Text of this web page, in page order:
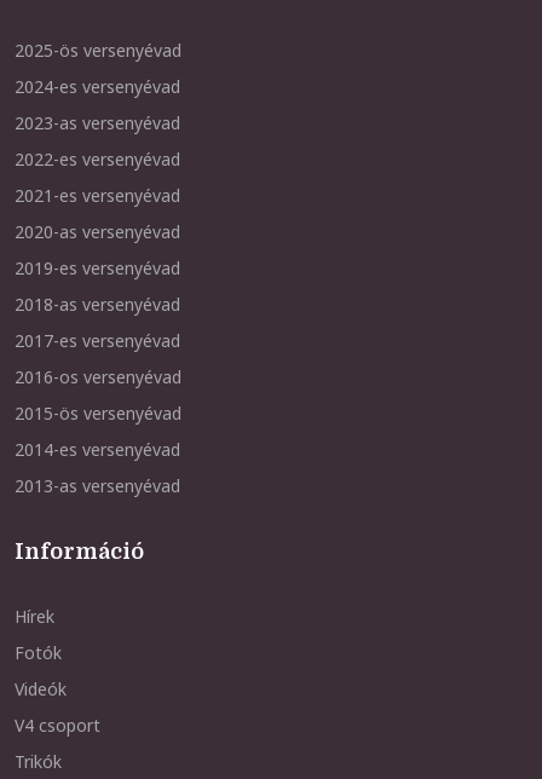
2025-ös versenyévad
2024-es versenyévad
2023-as versenyévad
2022-es versenyévad
2021-es versenyévad
2020-as versenyévad
2019-es versenyévad
2018-as versenyévad
2017-es versenyévad
2016-os versenyévad
2015-ös versenyévad
2014-es versenyévad
2013-as versenyévad
Információ
Hírek
Fotók
Videók
V4 csoport
Trikók